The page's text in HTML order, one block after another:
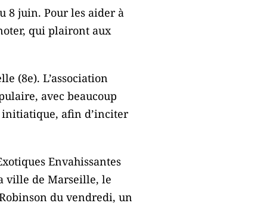
8 juin. Pour les aider à
qui plairont aux
(8e). L’association
avec beaucoup
initiatique, afin d’inciter
Envahissantes
ville de Marseille, le
du vendredi, un